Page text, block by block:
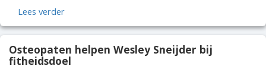
Lees verder
Osteopaten helpen Wesley Sneijder bij
fitheidsdoel